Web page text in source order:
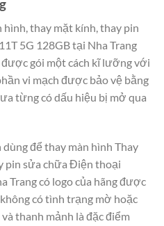
hình, thay mặt kính, thay pin
5G 128GB tại Nha Trang
gói một cách kĩ lưỡng với
vi mạch được bảo vệ bằng
từng có dấu hiệu bị mở qua
để thay màn hình Thay
pin sửa chữa Điện thoại
Trang có logo của hãng được
có tình trạng mờ hoặc
thanh mảnh là đặc điểm